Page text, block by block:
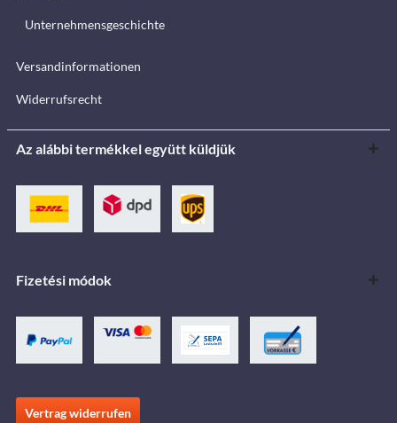
Unternehmensgeschichte
Versandinformationen
Widerrufsrecht
Az alábbi termékkel együtt küldjük
Fizetési módok
Vertrag widerrufen